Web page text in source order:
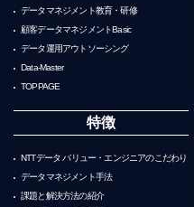
データマネジメント教育・研修
顧客データマネジメントBasic
データ運用アウトソーシング
Data-Master
TOPPAGE
特徴
NTTデータ バリュー・エンジニアのこだわり
データマネジメント手法
課題と解決方法の紹介